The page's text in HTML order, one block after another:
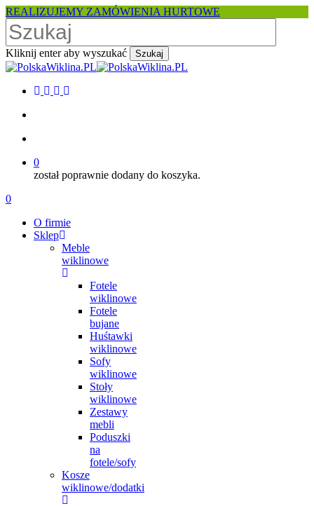
Skip
to
main
content
REALIZUJEMY ZAMÓWIENIA HURTOWE
Kliknij enter aby wyszukać Szukaj
Close
facebook
pinterest
youtube
instagram
0
został poprawnie dodany do koszyka.
Menu
search
account
0
O firmie
Sklep
Meble
wiklinowe
Fotele
wiklinowe
Fotele
bujane
Huśtawki
wiklinowe
Sofy
wiklinowe
Stoły
wiklinowe
Zestawy
mebli
Poduszki
na
fotele/sofy
Kosze
wiklinowe/dodatki